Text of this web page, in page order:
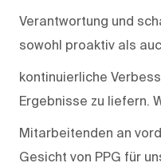
Verantwortung und
sowohl proaktiv als
kontinuierliche
Ergebnisse zu liefern.
Mitarbeitenden an
Gesicht von PPG für